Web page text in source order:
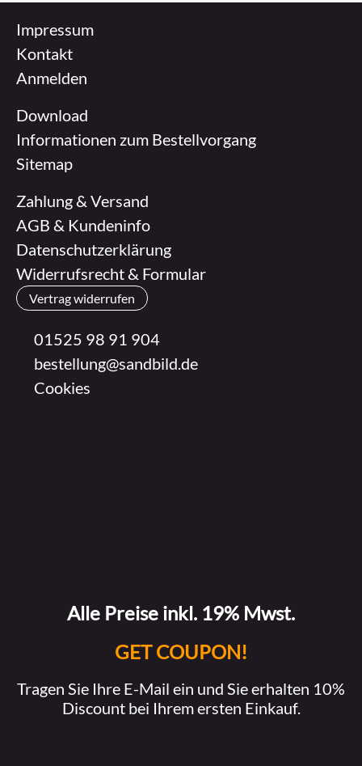
Impressum
Kontakt
Anmelden
Download
Informationen zum Bestellvorgang
Sitemap
Zahlung & Versand
AGB & Kundeninfo
Datenschutzerklärung
Widerrufsrecht & Formular
Vertrag widerrufen
01525 98 91 904
bestellung@sandbild.de
Cookies
Alle Preise inkl. 19% Mwst.
GET COUPON!
Tragen Sie Ihre E-Mail ein und Sie erhalten 10%
Discount bei Ihrem ersten Einkauf.